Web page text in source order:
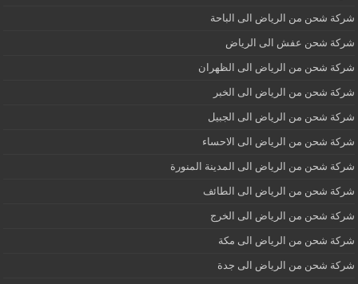
شركة شحن من الرياض الى الباحة
شركة شحن عفش الى الرياض
شركة شحن من الرياض الى الظهران
شركة شحن من الرياض الى الخبر
شركة شحن من الرياض الى الجبيل
شركة شحن من الرياض الى الاحساء
شركة شحن من الرياض الى المدينة المنورة
شركة شحن من الرياض الى الطائف
شركة شحن من الرياض الى الخرج
شركة شحن من الرياض الى مكة
شركة شحن من الرياض الى جدة